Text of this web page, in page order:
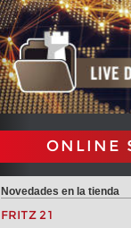
ONLINE
Novedades en la tienda
FRITZ 21